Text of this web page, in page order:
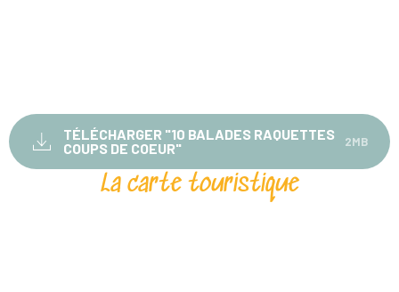
TÉLÉCHARGER "10 BALADES RAQUETTES
COUPS DE COEUR"
2MB
La carte touristique